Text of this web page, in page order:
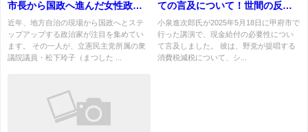
市長から国政へ進んだ女性政治
家の経歴と素顔を解説
近年、地方自治の現場から国政へとステ
ップアップする政治家が注目を集めてい
ます。 その一人が、立憲民主党所属の衆
議院議員・松下玲子（まつした ...
ての言及について！世間の反応
は？
小泉進次郎氏が2025年5月18日に甲府市で
行った講演で、現金給付の必要性につい
て言及しました。 彼は、野党が提唱する
消費税減税について、シ...